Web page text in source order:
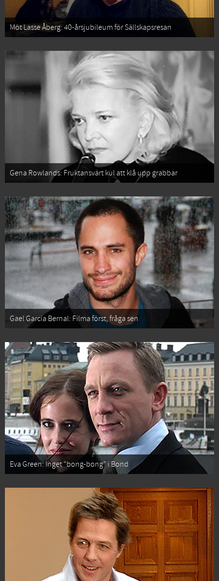
Möt Lasse Åberg: 40-årsjubileum för Sällskapsresan
Gena Rowlands: Fruktansvärt kul att klå upp grabbar
Gael García Bernal: Filma först, fråga sen
Eva Green: Inget “bong-bong” i Bond